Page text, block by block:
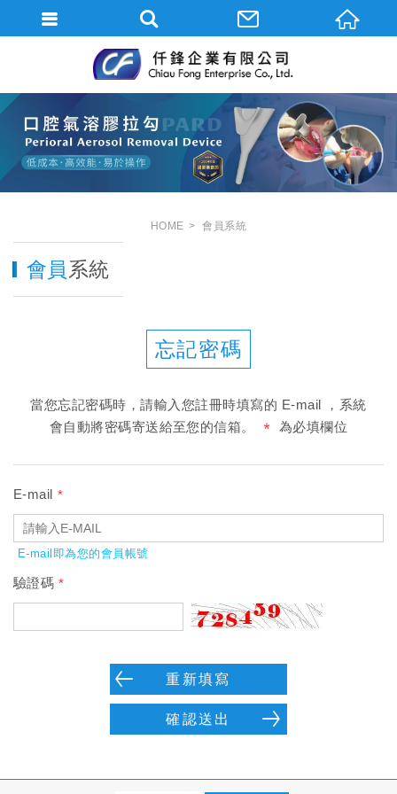
HOME 會員系統
會員 系統
忘記密碼
當您忘記密碼時，請輸入您註冊時填寫的 E-mail ，系統
會自動將密碼寄送給至您的信箱。
為必填欄位
E-mail
E-mail即為您的會員帳號
驗證碼
重新填寫
確認送出